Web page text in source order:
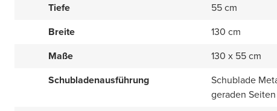
Tiefe
55 cm
Breite
130 cm
Maße
130 x 55 cm
Schubladenausführung
Schublade
geraden Seiten